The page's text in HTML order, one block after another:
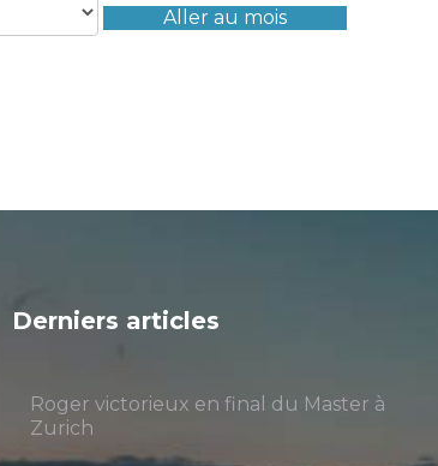
Aller au mois
Derniers articles
Roger victorieux en final du Master à
Zurich